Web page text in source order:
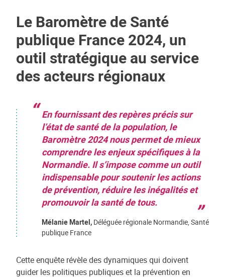
Le Baromètre de Santé
publique France 2024, un
outil stratégique au service
des acteurs régionaux
En fournissant des repères précis sur
l’état de santé de la population, le
Baromètre 2024 nous permet de mieux
comprendre les enjeux spécifiques à la
Normandie. Il s’impose comme un outil
indispensable pour soutenir les actions
de prévention, réduire les inégalités et
promouvoir la santé de tous.
Mélanie Martel, Déléguée régionale Normandie, Santé
publique France
Cette enquête révèle des dynamiques qui doivent
guider les politiques publiques et la prévention en